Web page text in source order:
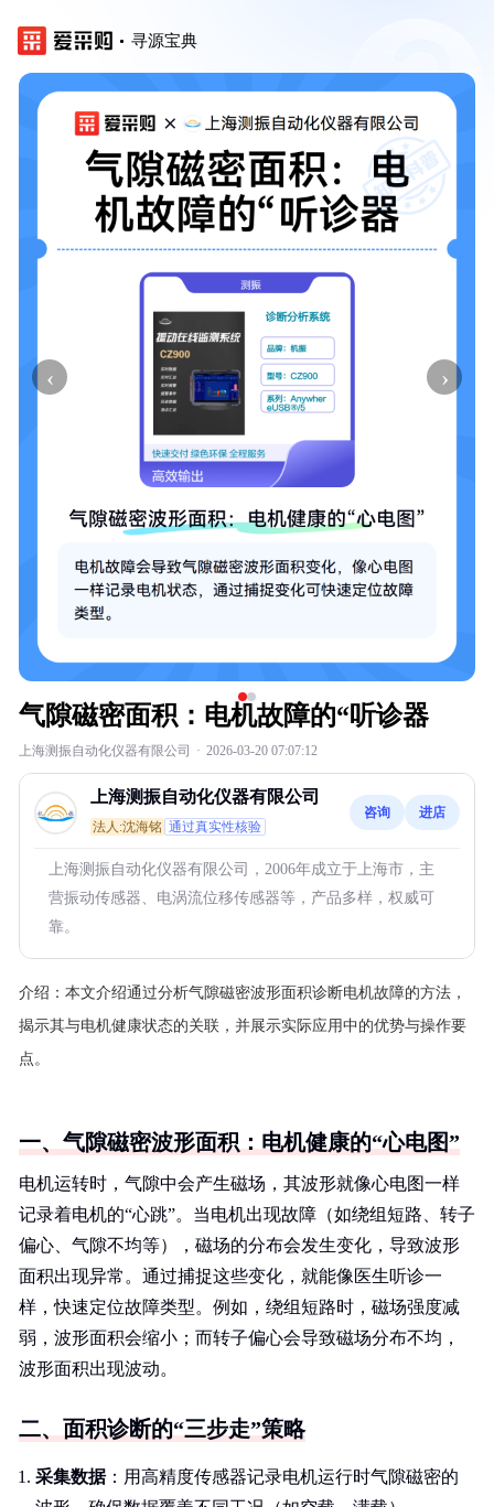
寻源宝典
‹ ›
气隙磁密面积：电机故障的“听诊器
上海测振自动化仪器有限公司 · 2026-03-20 07:07:12
上海测振自动化仪器有限公司
法人:沈海铭 通过真实性核验
咨询 进店
上海测振自动化仪器有限公司，2006年成立于上海市，主
营振动传感器、电涡流位移传感器等，产品多样，权威可
靠。
介绍： 本文介绍通过分析气隙磁密波形面积诊断电机故障的方法，
揭示其与电机健康状态的关联，并展示实际应用中的优势与操作要
点。
一、气隙磁密波形面积：电机健康的“心电图”
电机运转时，气隙中会产生磁场，其波形就像心电图一样
记录着电机的“心跳”。当电机出现故障（如绕组短路、转子
偏心、气隙不均等），磁场的分布会发生变化，导致波形
面积出现异常。通过捕捉这些变化，就能像医生听诊一
样，快速定位故障类型。例如，绕组短路时，磁场强度减
弱，波形面积会缩小；而转子偏心会导致磁场分布不均，
波形面积出现波动。
二、面积诊断的“三步走”策略
采集数据：用高精度传感器记录电机运行时气隙磁密的